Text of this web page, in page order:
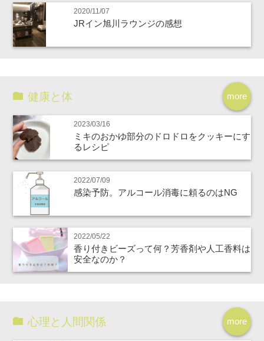
2020/11/07
JRイン旭川ラウンジの感想
more
健康と体
2023/03/16
ミキのおかゆ部分のドロドロをクッキーにす
るレシピ
2022/07/09
感染予防。アルコール消毒に頼るのはNG
2022/05/22
香り付きビーズって何？芳香剤や人工香料は
安全なのか？
more
心理と人間関係